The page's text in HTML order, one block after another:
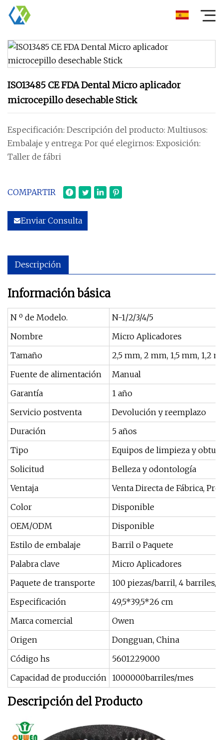
ISO13485 CE FDA Dental Micro aplicador
microcepillo desechable Stick
Especificación: Descripción del producto: Multiusos:
Embalaje y entrega: Por qué elegirnos: Exposición:
Taller de fábri
COMPARTIR
Enviar Consulta
Descripción
Información básica
N º de Modelo.
N-1/2/3/4/5
Nombre
Micro Aplicadores
Tamaño
2,5 mm, 2 mm, 1,5 mm, 1,2
Fuente de alimentación
Manual
Garantía
1 año
Servicio postventa
Devolución y reemplazo
Duración
5 años
Tipo
Equipos de limpieza y
Solicitud
Belleza y odontología
Ventaja
Venta Directa de Fábrica,
Color
Disponible
OEM/ODM
Disponible
Estilo de embalaje
Barril o Paquete
Palabra clave
Micro Aplicadores
Paquete de transporte
100 piezas/barril, 4 barriles/
Especificación
49,5*39,5*26 cm
Marca comercial
Owen
Origen
Dongguan, China
Código hs
5601229000
Capacidad de producción 1000000barriles/mes
Descripción del Producto